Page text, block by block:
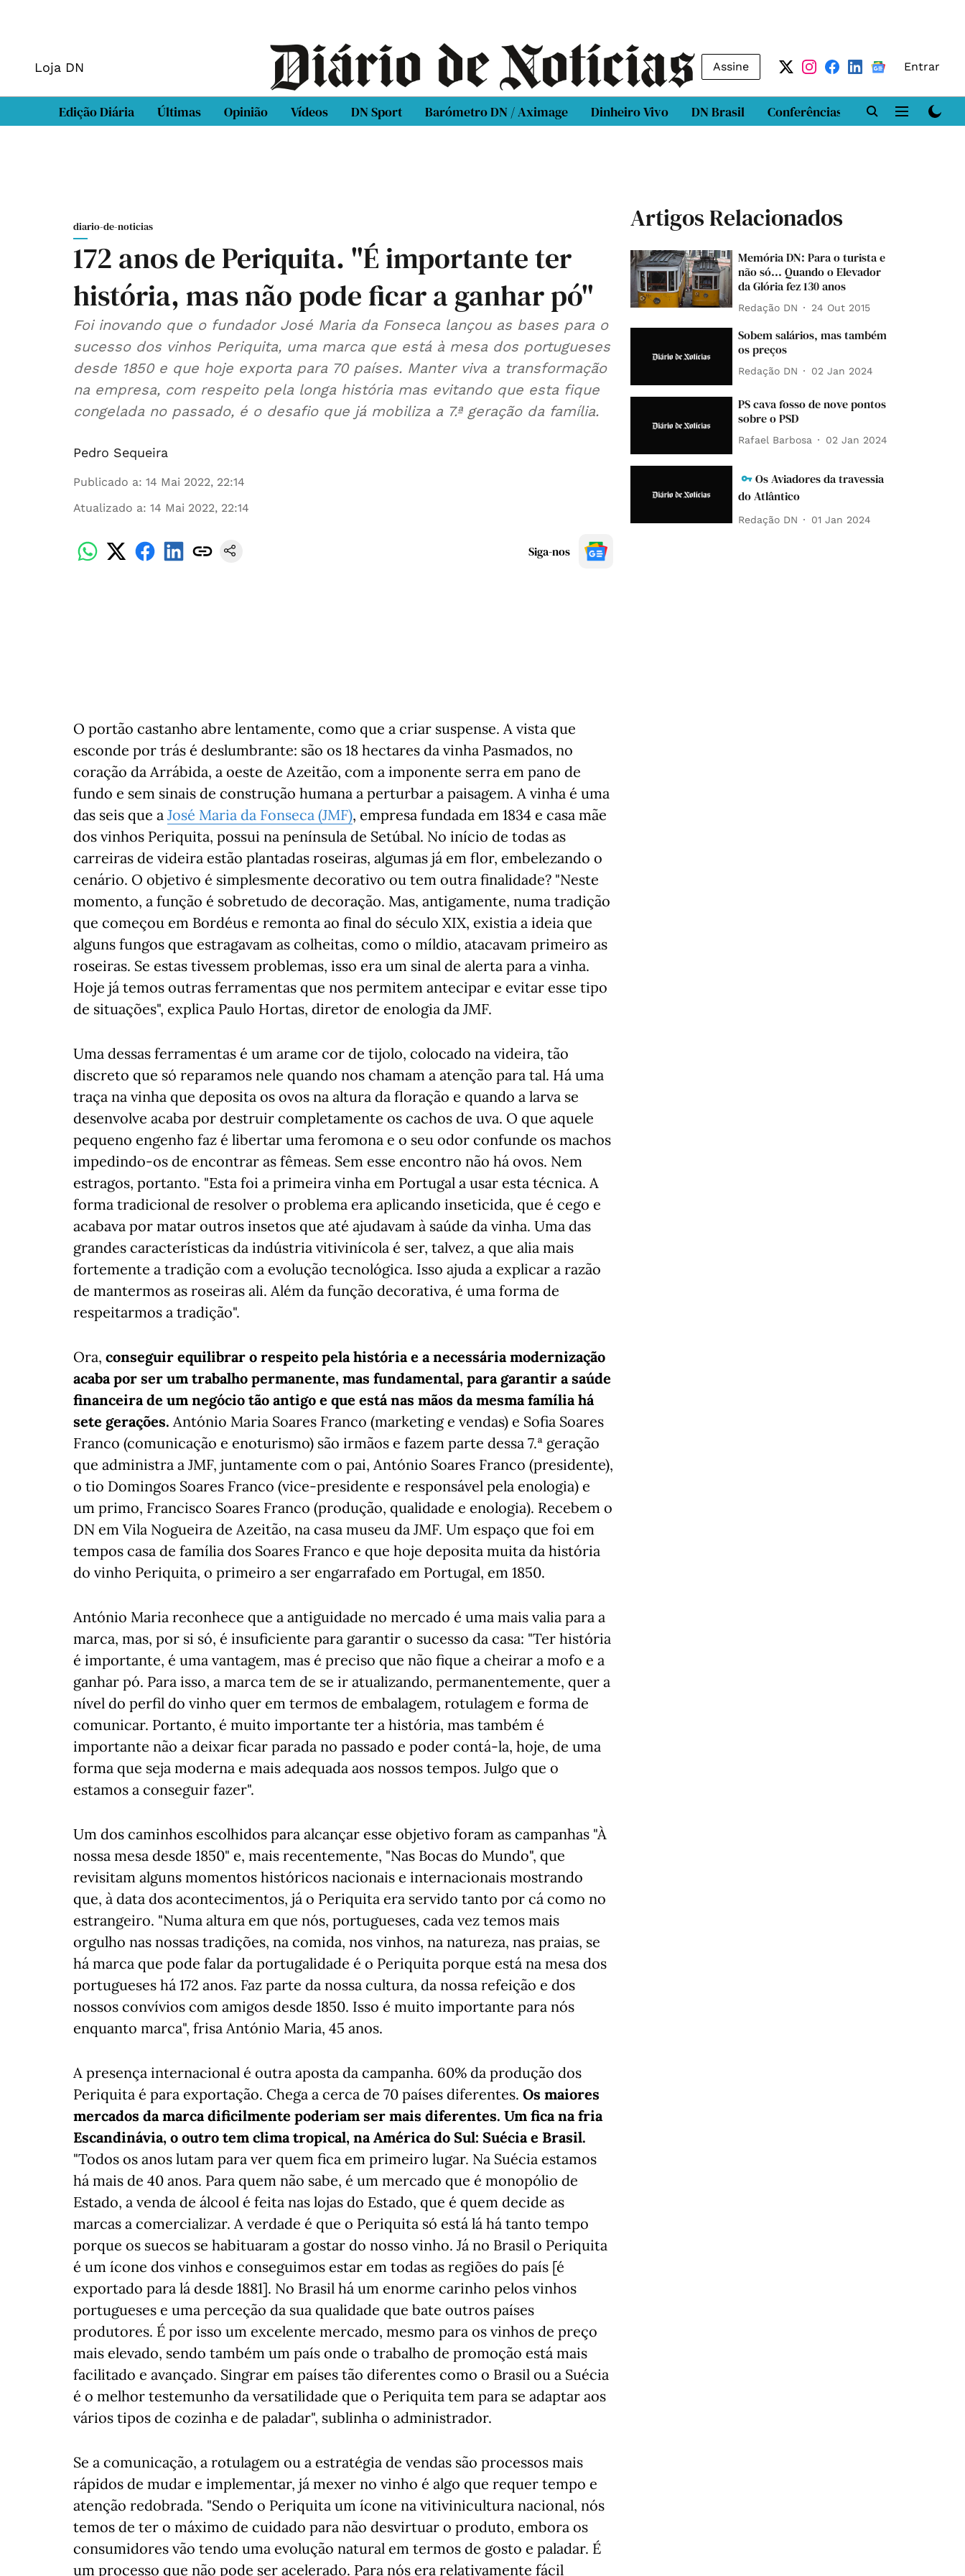
Loja DN Assine Entrar
Edição Diária Últimas Opinião Vídeos DN Sport Barómetro DN / Aximage Dinheiro Vivo DN Brasil Conferências DN LAB
diario-de-noticias
172 anos de Periquita. "É importante ter
história, mas não pode ficar a ganhar pó"
Foi inovando que o fundador José Maria da Fonseca lançou as bases para o
sucesso dos vinhos Periquita, uma marca que está à mesa dos portugueses
desde 1850 e que hoje exporta para 70 países. Manter viva a transformação
na empresa, com respeito pela longa história mas evitando que esta fique
congelada no passado, é o desafio que já mobiliza a 7.ª geração da família.
Pedro Sequeira
Publicado a: 14 Mai 2022, 22:14
Atualizado a: 14 Mai 2022, 22:14
Siga-nos
O portão castanho abre lentamente, como que a criar suspense. A vista que
esconde por trás é deslumbrante: são os 18 hectares da vinha Pasmados, no
coração da Arrábida, a oeste de Azeitão, com a imponente serra em pano de
fundo e sem sinais de construção humana a perturbar a paisagem. A vinha é uma
das seis que a José Maria da Fonseca (JMF), empresa fundada em 1834 e casa mãe
dos vinhos Periquita, possui na península de Setúbal. No início de todas as
carreiras de videira estão plantadas roseiras, algumas já em flor, embelezando o
cenário. O objetivo é simplesmente decorativo ou tem outra finalidade? "Neste
momento, a função é sobretudo de decoração. Mas, antigamente, numa tradição
que começou em Bordéus e remonta ao final do século XIX, existia a ideia que
alguns fungos que estragavam as colheitas, como o míldio, atacavam primeiro as
roseiras. Se estas tivessem problemas, isso era um sinal de alerta para a vinha.
Hoje já temos outras ferramentas que nos permitem antecipar e evitar esse tipo
de situações", explica Paulo Hortas, diretor de enologia da JMF.
Uma dessas ferramentas é um arame cor de tijolo, colocado na videira, tão
discreto que só reparamos nele quando nos chamam a atenção para tal. Há uma
traça na vinha que deposita os ovos na altura da floração e quando a larva se
desenvolve acaba por destruir completamente os cachos de uva. O que aquele
pequeno engenho faz é libertar uma feromona e o seu odor confunde os machos
impedindo-os de encontrar as fêmeas. Sem esse encontro não há ovos. Nem
estragos, portanto. "Esta foi a primeira vinha em Portugal a usar esta técnica. A
forma tradicional de resolver o problema era aplicando inseticida, que é cego e
acabava por matar outros insetos que até ajudavam à saúde da vinha. Uma das
grandes características da indústria vitivinícola é ser, talvez, a que alia mais
fortemente a tradição com a evolução tecnológica. Isso ajuda a explicar a razão
de mantermos as roseiras ali. Além da função decorativa, é uma forma de
respeitarmos a tradição".
Ora, conseguir equilibrar o respeito pela história e a necessária modernização
acaba por ser um trabalho permanente, mas fundamental, para garantir a saúde
financeira de um negócio tão antigo e que está nas mãos da mesma família há
sete gerações. António Maria Soares Franco (marketing e vendas) e Sofia Soares
Franco (comunicação e enoturismo) são irmãos e fazem parte dessa 7.ª geração
que administra a JMF, juntamente com o pai, António Soares Franco (presidente),
o tio Domingos Soares Franco (vice-presidente e responsável pela enologia) e
um primo, Francisco Soares Franco (produção, qualidade e enologia). Recebem o
DN em Vila Nogueira de Azeitão, na casa museu da JMF. Um espaço que foi em
tempos casa de família dos Soares Franco e que hoje deposita muita da história
do vinho Periquita, o primeiro a ser engarrafado em Portugal, em 1850.
António Maria reconhece que a antiguidade no mercado é uma mais valia para a
marca, mas, por si só, é insuficiente para garantir o sucesso da casa: "Ter história
é importante, é uma vantagem, mas é preciso que não fique a cheirar a mofo e a
ganhar pó. Para isso, a marca tem de se ir atualizando, permanentemente, quer a
nível do perfil do vinho quer em termos de embalagem, rotulagem e forma de
comunicar. Portanto, é muito importante ter a história, mas também é
importante não a deixar ficar parada no passado e poder contá-la, hoje, de uma
forma que seja moderna e mais adequada aos nossos tempos. Julgo que o
estamos a conseguir fazer".
Um dos caminhos escolhidos para alcançar esse objetivo foram as campanhas "À
nossa mesa desde 1850" e, mais recentemente, "Nas Bocas do Mundo", que
revisitam alguns momentos históricos nacionais e internacionais mostrando
que, à data dos acontecimentos, já o Periquita era servido tanto por cá como no
estrangeiro. "Numa altura em que nós, portugueses, cada vez temos mais
orgulho nas nossas tradições, na comida, nos vinhos, na natureza, nas praias, se
há marca que pode falar da portugalidade é o Periquita porque está na mesa dos
portugueses há 172 anos. Faz parte da nossa cultura, da nossa refeição e dos
nossos convívios com amigos desde 1850. Isso é muito importante para nós
enquanto marca", frisa António Maria, 45 anos.
A presença internacional é outra aposta da campanha. 60% da produção dos
Periquita é para exportação. Chega a cerca de 70 países diferentes. Os maiores
mercados da marca dificilmente poderiam ser mais diferentes. Um fica na fria
Escandinávia, o outro tem clima tropical, na América do Sul: Suécia e Brasil.
"Todos os anos lutam para ver quem fica em primeiro lugar. Na Suécia estamos
há mais de 40 anos. Para quem não sabe, é um mercado que é monopólio de
Estado, a venda de álcool é feita nas lojas do Estado, que é quem decide as
marcas a comercializar. A verdade é que o Periquita só está lá há tanto tempo
porque os suecos se habituaram a gostar do nosso vinho. Já no Brasil o Periquita
é um ícone dos vinhos e conseguimos estar em todas as regiões do país [é
exportado para lá desde 1881]. No Brasil há um enorme carinho pelos vinhos
portugueses e uma perceção da sua qualidade que bate outros países
produtores. É por isso um excelente mercado, mesmo para os vinhos de preço
mais elevado, sendo também um país onde o trabalho de promoção está mais
facilitado e avançado. Singrar em países tão diferentes como o Brasil ou a Suécia
é o melhor testemunho da versatilidade que o Periquita tem para se adaptar aos
vários tipos de cozinha e de paladar", sublinha o administrador.
Se a comunicação, a rotulagem ou a estratégia de vendas são processos mais
rápidos de mudar e implementar, já mexer no vinho é algo que requer tempo e
atenção redobrada. "Sendo o Periquita um ícone na vitivinicultura nacional, nós
temos de ter o máximo de cuidado para não desvirtuar o produto, embora os
consumidores vão tendo uma evolução natural em termos de gosto e paladar. É
um processo que não pode ser acelerado. Para nós era relativamente fácil
Artigos Relacionados
Memória DN: Para o turista e
não só... Quando o Elevador
da Glória fez 130 anos
Redação DN 24 Out 2015
Sobem salários, mas também
os preços
Redação DN 02 Jan 2024
PS cava fosso de nove pontos
sobre o PSD
Rafael Barbosa 02 Jan 2024
Os Aviadores da travessia
do Atlântico
Redação DN 01 Jan 2024